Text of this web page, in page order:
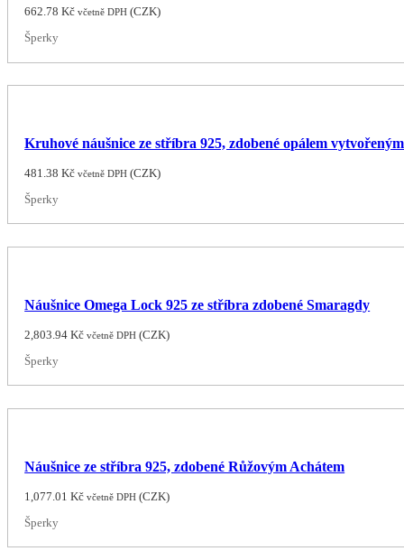
662.78Kč včetně DPH (CZK)
Šperky
Kruhové náušnice ze stříbra 925, zdobené opálem
481.38Kč včetně DPH (CZK)
Šperky
Náušnice Omega Lock 925 ze stříbra zdobené Smaragdy
2,803.94Kč včetně DPH (CZK)
Šperky
Náušnice ze stříbra 925, zdobené Růžovým Achátem
1,077.01Kč včetně DPH (CZK)
Šperky